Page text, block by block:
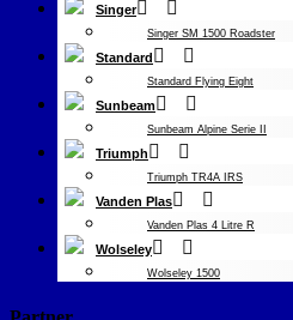
Singer
Singer SM 1500 Roadster
Standard
Standard Flying Eight
Sunbeam
Sunbeam Alpine Serie II
Triumph
Triumph TR4A IRS
Vanden Plas
Vanden Plas 4 Litre R
Wolseley
Wolseley 1500